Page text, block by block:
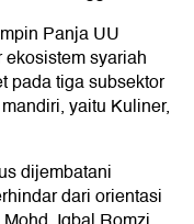
Panja UU
syariah
pada tiga subsektor
yaitu Kuliner,
dijembatani
dari orientasi